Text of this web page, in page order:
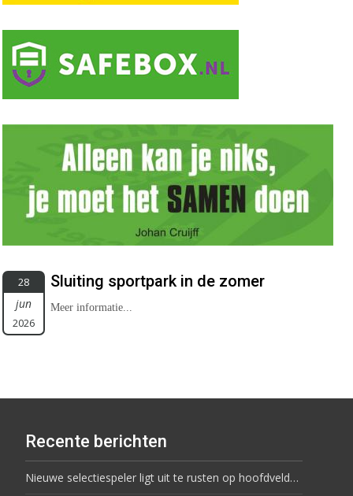
28
jun
2026
Sluiting sportpark in de zomer
Meer informatie...
Recente berichten
Nieuwe selectiespeler ligt uit te rusten op hoofdveld…